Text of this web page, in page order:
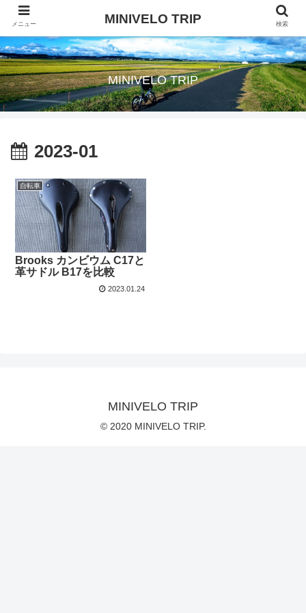
自転車旅に行きたい
MINIVELO TRIP
2023-01
自転車
Brooks カンビウム C17と
革サドル B17を比較
2023.01.24
MINIVELO TRIP
© 2020 MINIVELO TRIP.
メニュー MINIVELO TRIP 検索